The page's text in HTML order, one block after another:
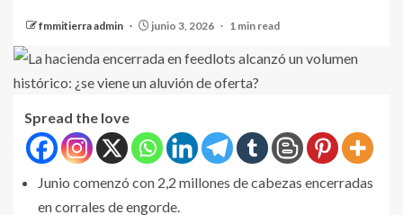
fmmitierra admin junio 3, 2026 1 min read
Spread the love
Junio comenzó con 2,2 millones de cabezas encerradas
en corrales de engorde.